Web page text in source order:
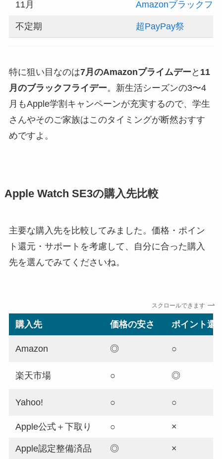
11月 Amazonブラックフ
不定期 超PayPay祭
特に狙い目なのは7月のAmazonプライムデー と 11
月のブラックフライデー。新生活シーズンの3〜4
月もApple学割キャンペーンが充実するので、学生
さんやそのご家族はこのタイミングが断然おすす
めですよ。
Apple Watch SE3の購入先比較
主要な購入先を比較してみました。価格・ポイン
ト還元・サポートを考慮して、自分に合った購入
先を選んでみてくださいね。
スクロールできます
購入先 価格の安さ ポイント還
Amazon ◎ ○
楽天市場 ○ ◎
Yahoo! ○ ○
Apple公式＋下取り ○ ×
Apple認定整備済品 ◎ ×